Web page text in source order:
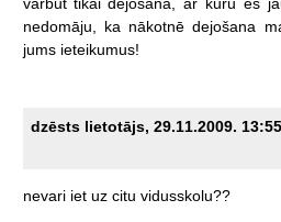
nedomāju,
ka nākotnē dejošana
jums ieteikumus!
dzēsts lietotājs, 29.11.2009.
nevari iet uz citu vidusskolu??